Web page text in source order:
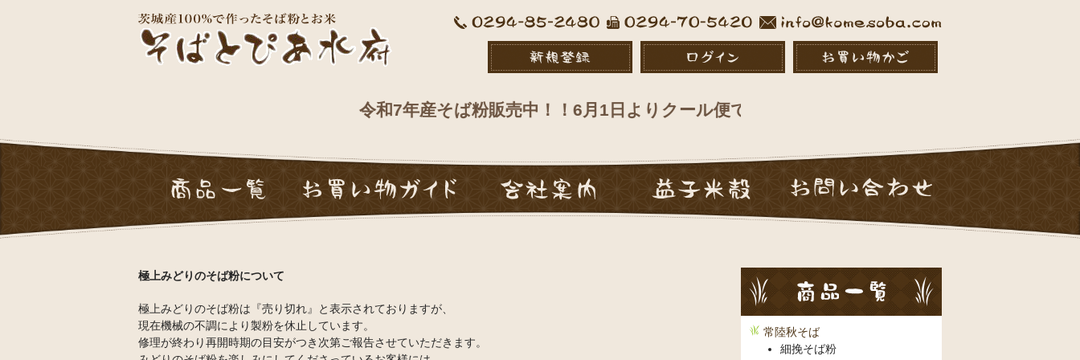
令和7年産そば粉販売中！！6月1日よりクール便での発送となります。
極上みどりのそば粉について
極上みどりのそば粉は『売り切れ』と表示されておりますが、
現在機械の不調により製粉を休止しています。
修理が終わり再開時期の目安がつき次第ご報告させていただきます。
常陸秋そば
細挽そば粉